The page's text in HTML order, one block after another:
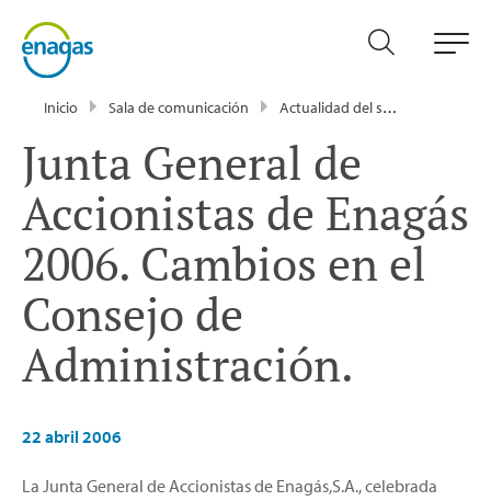
Inicio Sala de comunicación Actualidad del sector energético - Enagás
Junta General de
Accionistas de Enagás
2006. Cambios en el
Consejo de
Administración.
22 abril 2006
La Junta General de Accionistas de Enagás,S.A., celebrada